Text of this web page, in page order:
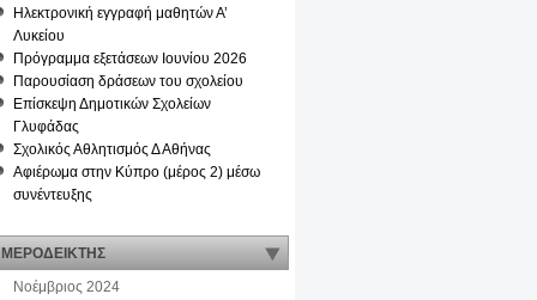
Ηλεκτρονική εγγραφή μαθητών Α’
Λυκείου
Πρόγραμμα εξετάσεων Ιουνίου 2026
Παρουσίαση δράσεων του σχολείου
Επίσκεψη Δημοτικών Σχολείων
Γλυφάδας
Σχολικός Αθλητισμός Δ Αθήνας
Αφιέρωμα στην Κύπρο (μέρος 2) μέσω
συνέντευξης
Νοέμβριος 2024